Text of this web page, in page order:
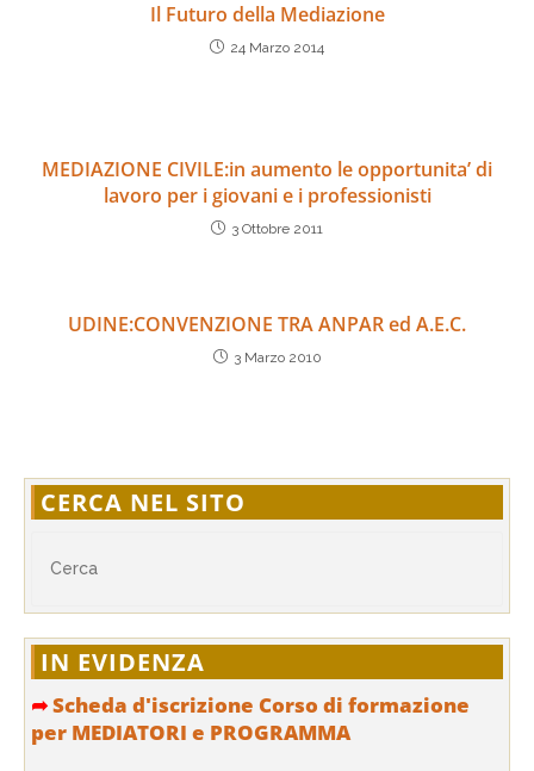
Il Futuro della Mediazione
24 Marzo 2014
MEDIAZIONE CIVILE:in aumento le opportunita’ di
lavoro per i giovani e i professionisti
3 Ottobre 2011
UDINE:CONVENZIONE TRA ANPAR ed A.E.C.
3 Marzo 2010
CERCA NEL SITO
IN EVIDENZA
➦Scheda d'iscrizione Corso di formazione
per MEDIATORI e PROGRAMMA